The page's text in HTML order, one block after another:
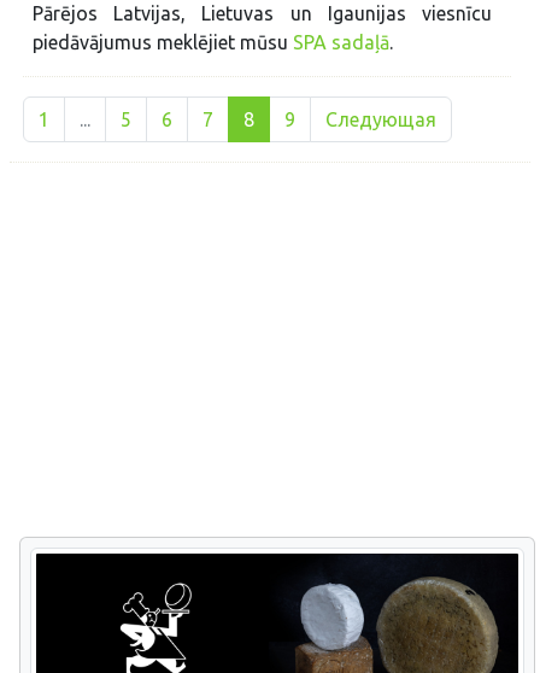
Pārējos Latvijas, Lietuvas un Igaunijas viesnīcu
piedāvājumus meklējiet mūsu SPA sadaļā.
1 ... 5 6 7 8 9 Следующая